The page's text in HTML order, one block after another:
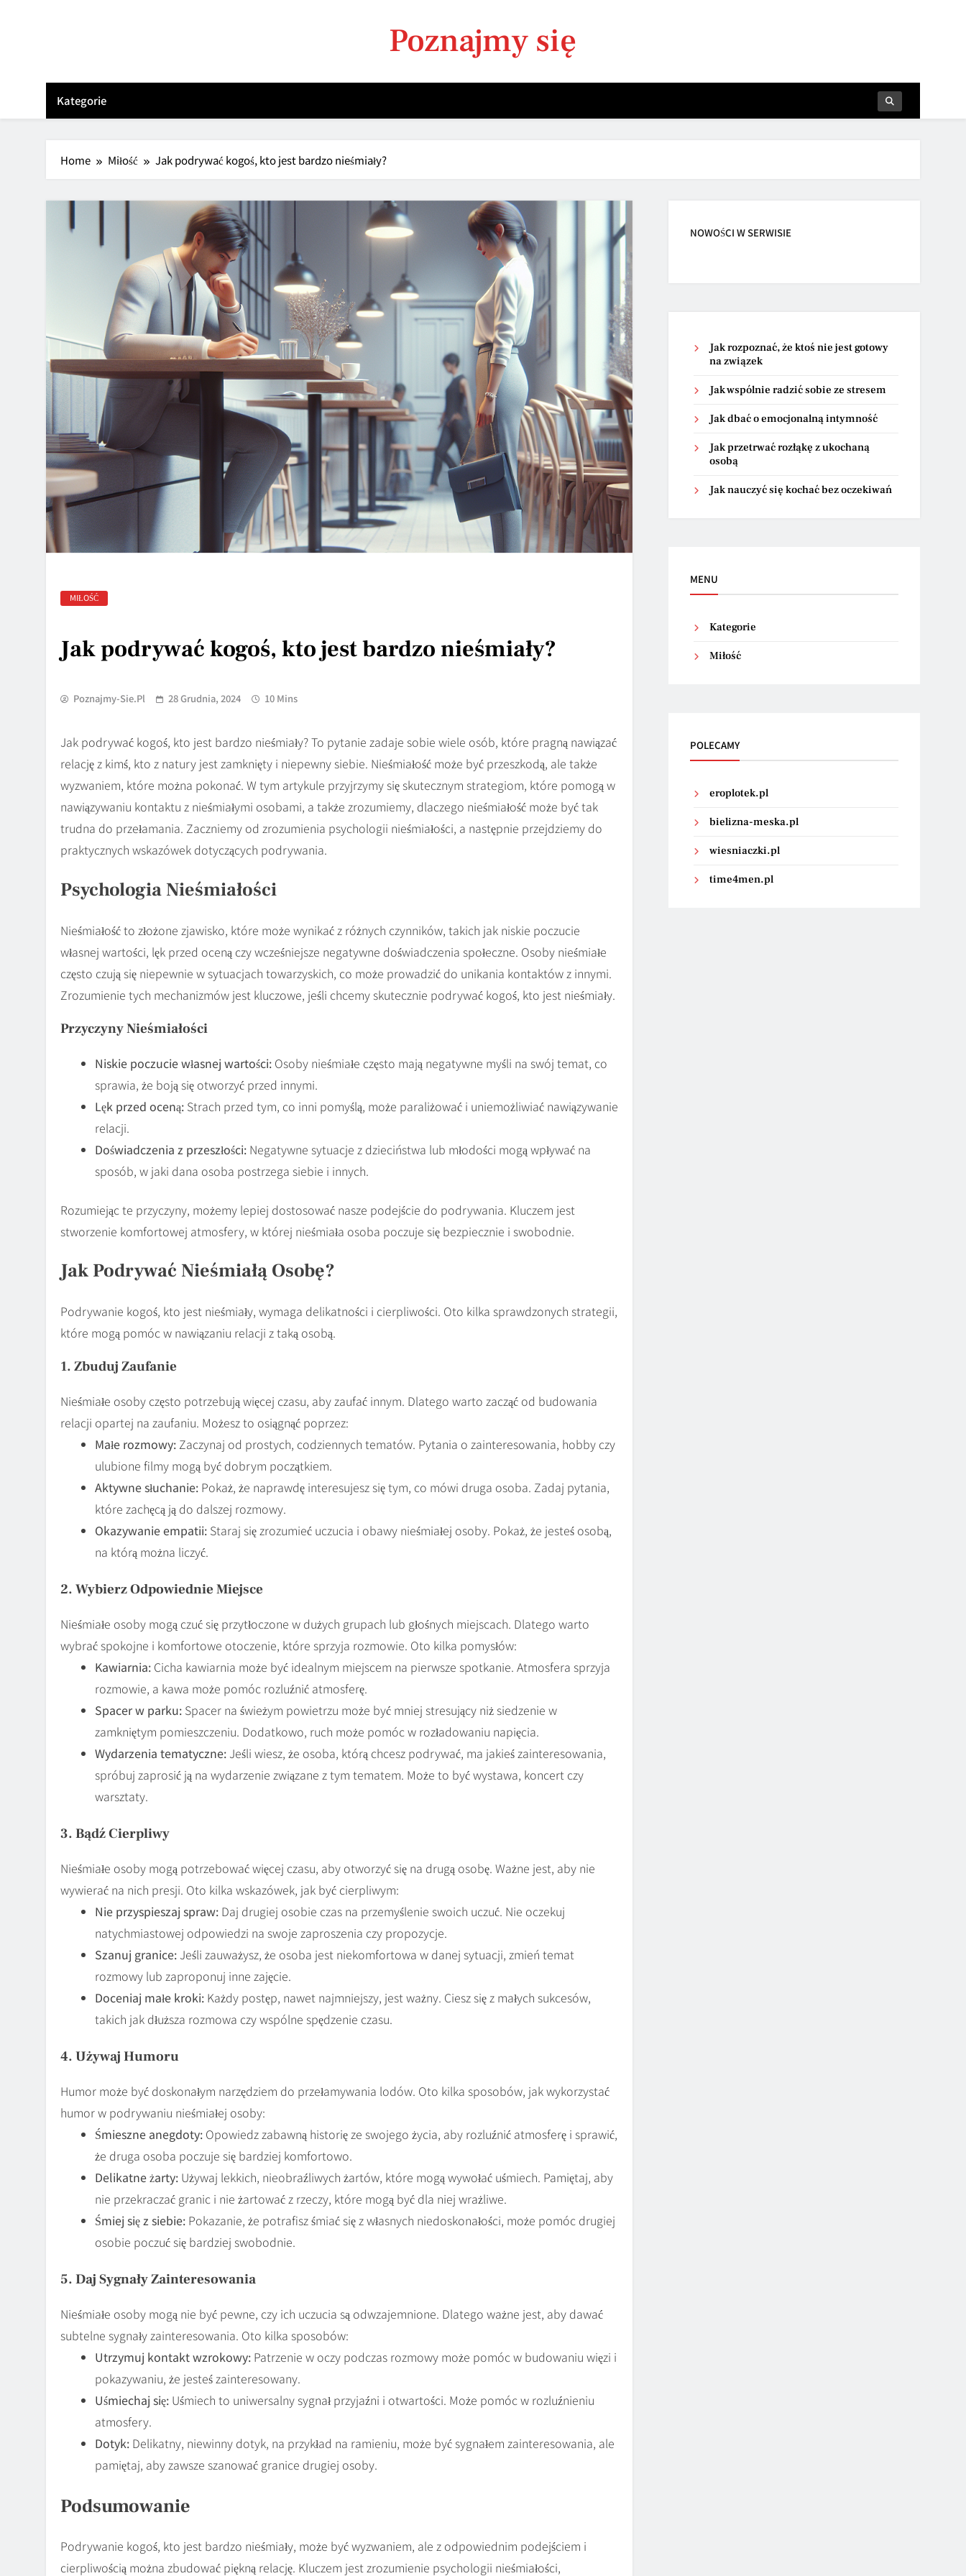
Poznajmy się
Kategorie
Home Miłość Jak podrywać kogoś, kto jest bardzo nieśmiały?
MIŁOŚĆ
Jak podrywać kogoś, kto jest bardzo nieśmiały?
Poznajmy-Sie.pl 28 Grudnia, 2024 10 Mins
Jak podrywać kogoś, kto jest bardzo nieśmiały? To pytanie zadaje sobie wiele osób, które pragną nawiązać
relację z kimś, kto z natury jest zamknięty i niepewny siebie. Nieśmiałość może być przeszkodą, ale także
wyzwaniem, które można pokonać. W tym artykule przyjrzymy się skutecznym strategiom, które pomogą w
nawiązywaniu kontaktu z nieśmiałymi osobami, a także zrozumiemy, dlaczego nieśmiałość może być tak
trudna do przełamania. Zaczniemy od zrozumienia psychologii nieśmiałości, a następnie przejdziemy do
praktycznych wskazówek dotyczących podrywania.
Psychologia Nieśmiałości
Nieśmiałość to złożone zjawisko, które może wynikać z różnych czynników, takich jak niskie poczucie
własnej wartości, lęk przed oceną czy wcześniejsze negatywne doświadczenia społeczne. Osoby nieśmiałe
często czują się niepewnie w sytuacjach towarzyskich, co może prowadzić do unikania kontaktów z innymi.
Zrozumienie tych mechanizmów jest kluczowe, jeśli chcemy skutecznie podrywać kogoś, kto jest nieśmiały.
Przyczyny Nieśmiałości
Niskie poczucie własnej wartości: Osoby nieśmiałe często mają negatywne myśli na swój temat, co
sprawia, że boją się otworzyć przed innymi.
Lęk przed oceną: Strach przed tym, co inni pomyślą, może paraliżować i uniemożliwiać nawiązywanie
relacji.
Doświadczenia z przeszłości: Negatywne sytuacje z dzieciństwa lub młodości mogą wpływać na
sposób, w jaki dana osoba postrzega siebie i innych.
Rozumiejąc te przyczyny, możemy lepiej dostosować nasze podejście do podrywania. Kluczem jest
stworzenie komfortowej atmosfery, w której nieśmiała osoba poczuje się bezpiecznie i swobodnie.
Jak Podrywać Nieśmiałą Osobę?
Podrywanie kogoś, kto jest nieśmiały, wymaga delikatności i cierpliwości. Oto kilka sprawdzonych strategii,
które mogą pomóc w nawiązaniu relacji z taką osobą.
1. Zbuduj Zaufanie
Nieśmiałe osoby często potrzebują więcej czasu, aby zaufać innym. Dlatego warto zacząć od budowania
relacji opartej na zaufaniu. Możesz to osiągnąć poprzez:
Małe rozmowy: Zaczynaj od prostych, codziennych tematów. Pytania o zainteresowania, hobby czy
ulubione filmy mogą być dobrym początkiem.
Aktywne słuchanie: Pokaż, że naprawdę interesujesz się tym, co mówi druga osoba. Zadaj pytania,
które zachęcą ją do dalszej rozmowy.
Okazywanie empatii: Staraj się zrozumieć uczucia i obawy nieśmiałej osoby. Pokaż, że jesteś osobą,
na którą można liczyć.
2. Wybierz Odpowiednie Miejsce
Nieśmiałe osoby mogą czuć się przytłoczone w dużych grupach lub głośnych miejscach. Dlatego warto
wybrać spokojne i komfortowe otoczenie, które sprzyja rozmowie. Oto kilka pomysłów:
Kawiarnia: Cicha kawiarnia może być idealnym miejscem na pierwsze spotkanie. Atmosfera sprzyja
rozmowie, a kawa może pomóc rozluźnić atmosferę.
Spacer w parku: Spacer na świeżym powietrzu może być mniej stresujący niż siedzenie w
zamkniętym pomieszczeniu. Dodatkowo, ruch może pomóc w rozładowaniu napięcia.
Wydarzenia tematyczne: Jeśli wiesz, że osoba, którą chcesz podrywać, ma jakieś zainteresowania,
spróbuj zaprosić ją na wydarzenie związane z tym tematem. Może to być wystawa, koncert czy
warsztaty.
3. Bądź Cierpliwy
Nieśmiałe osoby mogą potrzebować więcej czasu, aby otworzyć się na drugą osobę. Ważne jest, aby nie
wywierać na nich presji. Oto kilka wskazówek, jak być cierpliwym:
Nie przyspieszaj spraw: Daj drugiej osobie czas na przemyślenie swoich uczuć. Nie oczekuj
natychmiastowej odpowiedzi na swoje zaproszenia czy propozycje.
Szanuj granice: Jeśli zauważysz, że osoba jest niekomfortowa w danej sytuacji, zmień temat
rozmowy lub zaproponuj inne zajęcie.
Doceniaj małe kroki: Każdy postęp, nawet najmniejszy, jest ważny. Ciesz się z małych sukcesów,
takich jak dłuższa rozmowa czy wspólne spędzenie czasu.
4. Używaj Humoru
Humor może być doskonałym narzędziem do przełamywania lodów. Oto kilka sposobów, jak wykorzystać
humor w podrywaniu nieśmiałej osoby:
Śmieszne anegdoty: Opowiedz zabawną historię ze swojego życia, aby rozluźnić atmosferę i sprawić,
że druga osoba poczuje się bardziej komfortowo.
Delikatne żarty: Używaj lekkich, nieobraźliwych żartów, które mogą wywołać uśmiech. Pamiętaj, aby
nie przekraczać granic i nie żartować z rzeczy, które mogą być dla niej wrażliwe.
Śmiej się z siebie: Pokazanie, że potrafisz śmiać się z własnych niedoskonałości, może pomóc drugiej
osobie poczuć się bardziej swobodnie.
5. Daj Sygnały Zainteresowania
Nieśmiałe osoby mogą nie być pewne, czy ich uczucia są odwzajemnione. Dlatego ważne jest, aby dawać
subtelne sygnały zainteresowania. Oto kilka sposobów:
Utrzymuj kontakt wzrokowy: Patrzenie w oczy podczas rozmowy może pomóc w budowaniu więzi i
pokazywaniu, że jesteś zainteresowany.
Uśmiechaj się: Uśmiech to uniwersalny sygnał przyjaźni i otwartości. Może pomóc w rozluźnieniu
atmosfery.
Dotyk: Delikatny, niewinny dotyk, na przykład na ramieniu, może być sygnałem zainteresowania, ale
pamiętaj, aby zawsze szanować granice drugiej osoby.
Podsumowanie
Podrywanie kogoś, kto jest bardzo nieśmiały, może być wyzwaniem, ale z odpowiednim podejściem i
cierpliwością można zbudować piękną relację. Kluczem jest zrozumienie psychologii nieśmiałości,
NOWOŚCI W SERWISIE
Jak rozpoznać, że ktoś nie jest gotowy
na związek
Jak wspólnie radzić sobie ze stresem
Jak dbać o emocjonalną intymność
Jak przetrwać rozłąkę z ukochaną
osobą
Jak nauczyć się kochać bez oczekiwań
MENU
Kategorie
Miłość
POLECAMY
eroplotek.pl
bielizna-meska.pl
wiesniaczki.pl
time4men.pl